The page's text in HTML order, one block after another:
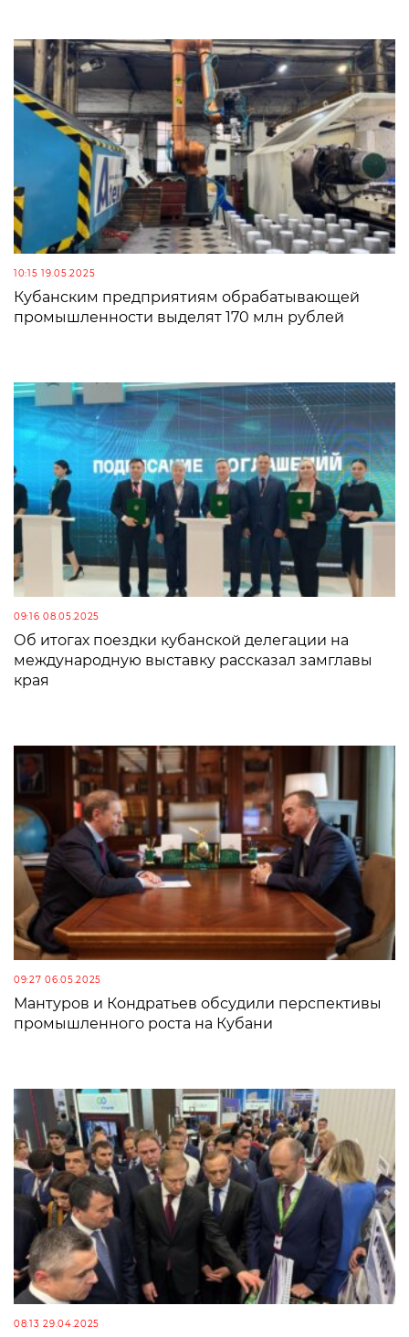
10:15 19.05.2025
Кубанским предприятиям обрабатывающей
промышленности выделят 170 млн рублей
09:16 08.05.2025
Об итогах поездки кубанской делегации на
международную выставку рассказал замглавы
края
09:27 06.05.2025
Мантуров и Кондратьев обсудили перспективы
промышленного роста на Кубани
08:13 29.04.2025